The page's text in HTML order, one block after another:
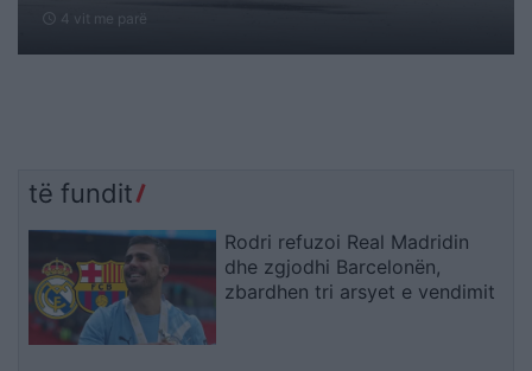
schedule 4 vit me parë
të fundit
Rodri refuzoi Real Madridin
dhe zgjodhi Barcelonën,
zbardhen tri arsyet e vendimit